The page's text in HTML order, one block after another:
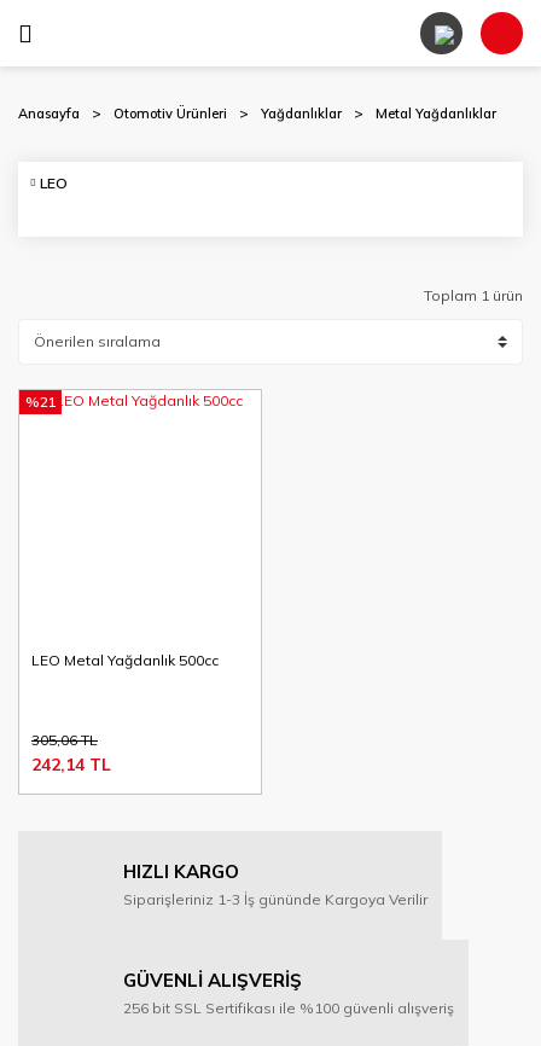
Anasayfa Otomotiv Ürünleri Yağdanlıklar Metal Yağdanlıklar
LEO
Toplam 1 ürün
LEO Metal Yağdanlık 500cc
%21
305,06 TL
242,14 TL
HIZLI KARGO
Siparişleriniz 1-3 İş gününde Kargoya Verilir
GÜVENLİ ALIŞVERİŞ
256 bit SSL Sertifikası ile %100 güvenli alışveriş